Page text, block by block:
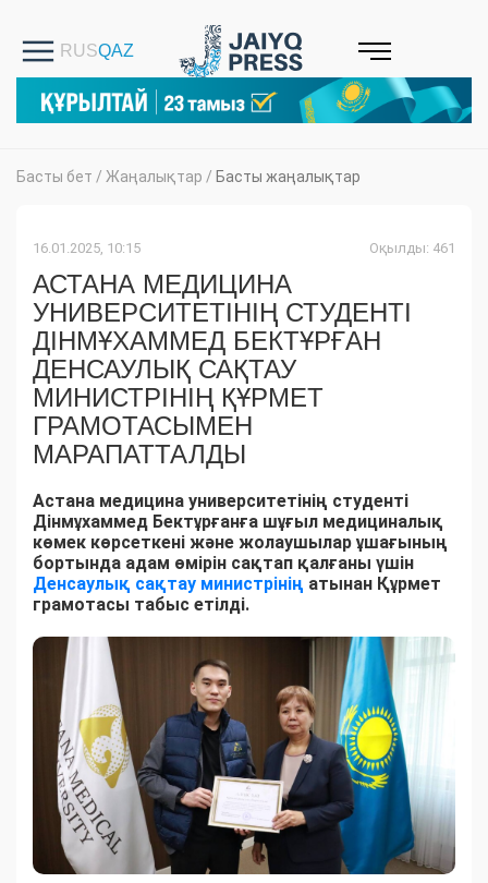
Басты бет / Жаңалықтар / Басты жаңалықтар
16.01.2025, 10:15 Оқылды: 461
АСТАНА МЕДИЦИНА
УНИВЕРСИТЕТІНІҢ СТУДЕНТІ
ДІНМҰХАММЕД БЕКТҰРҒАН
ДЕНСАУЛЫҚ САҚТАУ
МИНИСТРІНІҢ ҚҰРМЕТ
ГРАМОТАСЫМЕН
МАРАПАТТАЛДЫ
Астана медицина университетінің студенті
Дінмұхаммед Бектұрғанға шұғыл медициналық
көмек көрсеткені және жолаушылар ұшағының
бортында адам өмірін сақтап қалғаны үшін
Денсаулық сақтау министрінің атынан Құрмет
грамотасы табыс етілді.